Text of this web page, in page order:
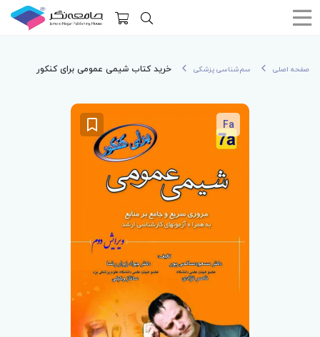
صفحه اصلی سم‌شناسی پزشکی خرید کتاب شیمی عمومی برای کنکور
Fa